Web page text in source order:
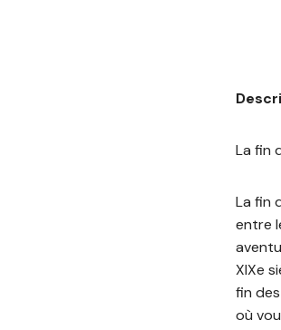
La fin
La fin
entre
XIXe
fin
où